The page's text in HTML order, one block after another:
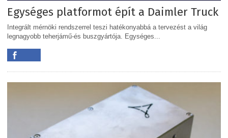
Egységes platformot épít a Daimler Truck
Integrált mérnöki rendszerrel teszi hatékonyabbá a tervezést a világ
legnagyobb teherjámű-és buszgyártója. Egységes...